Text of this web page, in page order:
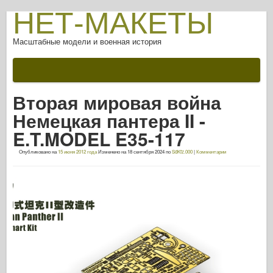
НЕТ-МАКЕТЫ
Масштабные модели и военная история
После битвы
Оружие AFV
Союзная ось
Броня ФотоГалерея
Орехи и болты
Новый авангард
Моделирование Osprey
Оспри Издательский
Вторая мировая война
Немецкая пантера II -
E.T.MODEL E35-117
Опубликовано на 15 июня 2012 годаИзменено на 18 сентября 2024поSdKfz.000|Комментарии